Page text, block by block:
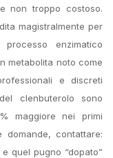
non troppo costoso.
magistralmente per
enzimatico
metabolita noto come
e discreti
clenbuterolo sono
maggiore nei primi
domande, contattare:
quel pugno “dopato”